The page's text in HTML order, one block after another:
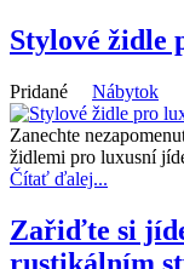
Stylové židle
Pridané Nábytok
Zanechte
židlemi pro luxusní
Čítať ďalej...
Zařiďte si
rustikálním